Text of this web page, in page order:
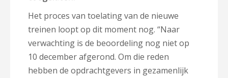
Het proces van toelating van de nieuwe
treinen loopt op dit moment nog. “Naar
verwachting is de beoordeling nog niet op
10 december afgerond. Om die reden
hebben de opdrachtgevers in gezamenlijk